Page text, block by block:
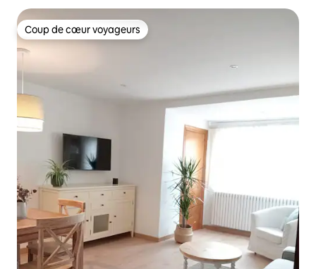
Coup de cœur voyageurs
Coup de cœur voyageurs